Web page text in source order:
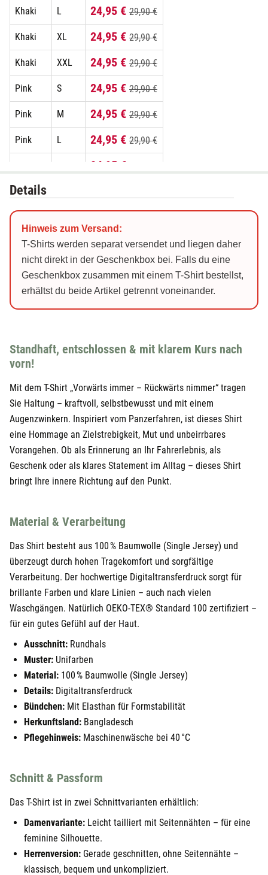
Khaki L 24,95 € 29,90 €
Khaki XL 24,95 € 29,90 €
Khaki XXL 24,95 € 29,90 €
Pink S 24,95 € 29,90 €
Pink M 24,95 € 29,90 €
Pink L 24,95 € 29,90 €
24,95 €
Pink
Schwarz M 24,95 €29,90 €
29,90 €
Schwarz XL 24,95 €29,90 €
Weiß 24,95 € 29,90 €
Weiß
Weiß 24,95 € 29,90 €
Weiß XL 24,95 € 29,90 €
Weiß XXL 24,95 € 29,90 €
Details
Hinweis zum Versand:
T-Shirts werden separat versendet und liegen daher
nicht direkt in der Geschenkbox bei. Falls du eine
Geschenkbox zusammen mit einem T-Shirt bestellst,
erhältst du beide Artikel getrennt voneinander.
Standhaft, entschlossen & mit klarem Kurs nach
vorn!
Mit dem T-Shirt „Vorwärts immer – Rückwärts nimmer“ tragen
Sie Haltung – kraftvoll, selbstbewusst und mit einem
Augenzwinkern. Inspiriert vom Panzerfahren, ist dieses Shirt
eine Hommage an Zielstrebigkeit, Mut und unbeirrbares
Vorangehen. Ob als Erinnerung an Ihr Fahrerlebnis, als
Geschenk oder als klares Statement im Alltag – dieses Shirt
bringt Ihre innere Richtung auf den Punkt.
Material & Verarbeitung
Das Shirt besteht aus 100 % Baumwolle (Single Jersey) und
überzeugt durch hohen Tragekomfort und sorgfältige
Verarbeitung. Der hochwertige Digitaltransferdruck sorgt für
brillante Farben und klare Linien – auch nach vielen
Waschgängen. Natürlich OEKO-TEX® Standard 100 zertifiziert –
für ein gutes Gefühl auf der Haut.
Ausschnitt: Rundhals
Muster: Unifarben
Material: 100 % Baumwolle (Single Jersey)
Details: Digitaltransferdruck
Bündchen: Mit Elasthan für Formstabilität
Herkunftsland: Bangladesch
Pflegehinweis: Maschinenwäsche bei 40 °C
Schnitt & Passform
Das T-Shirt ist in zwei Schnittvarianten erhältlich:
Damenvariante: Leicht tailliert mit Seitennähten – für eine
feminine Silhouette.
Herrenversion: Gerade geschnitten, ohne Seitennähte –
klassisch, bequem und unkompliziert.